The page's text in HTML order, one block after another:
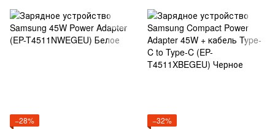
−28%
−32%